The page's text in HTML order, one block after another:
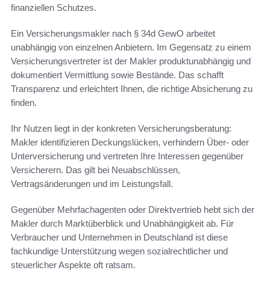
finanziellen Schutzes.
Ein Versicherungsmakler nach § 34d GewO arbeitet
unabhängig von einzelnen Anbietern. Im Gegensatz zu einem
Versicherungsvertreter ist der Makler produktunabhängig und
dokumentiert Vermittlung sowie Bestände. Das schafft
Transparenz und erleichtert Ihnen, die richtige Absicherung zu
finden.
Ihr Nutzen liegt in der konkreten Versicherungsberatung:
Makler identifizieren Deckungslücken, verhindern Über- oder
Unterversicherung und vertreten Ihre Interessen gegenüber
Versicherern. Das gilt bei Neuabschlüssen,
Vertragsänderungen und im Leistungsfall.
Gegenüber Mehrfachagenten oder Direktvertrieb hebt sich der
Makler durch Marktüberblick und Unabhängigkeit ab. Für
Verbraucher und Unternehmen in Deutschland ist diese
fachkundige Unterstützung wegen sozialrechtlicher und
steuerlicher Aspekte oft ratsam.